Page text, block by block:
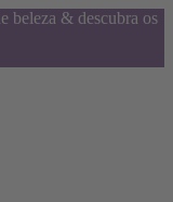
beleza & descubra os